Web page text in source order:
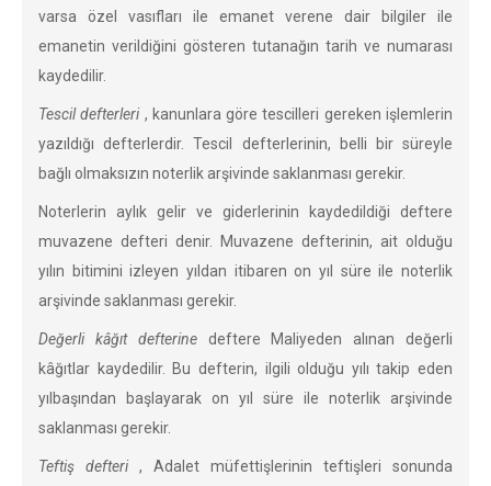
varsa özel vasıfları ile emanet verene dair bilgiler ile
emanetin verildiğini gösteren tutanağın tarih ve numarası
kaydedilir.
Tescil defterleri , kanunlara göre tescilleri gereken işlemlerin
yazıldığı defterlerdir. Tescil defterlerinin, belli bir süreyle
bağlı olmaksızın noterlik arşivinde saklanması gerekir.
Noterlerin aylık gelir ve giderlerinin kaydedildiği deftere
muvazene defteri denir. Muvazene defterinin, ait olduğu
yılın bitimini izleyen yıldan itibaren on yıl süre ile noterlik
arşivinde saklanması gerekir.
Değerli kâğıt defterine deftere Maliyeden alınan değerli
kâğıtlar kaydedilir. Bu defterin, ilgili olduğu yılı takip eden
yılbaşından başlayarak on yıl süre ile noterlik arşivinde
saklanması gerekir.
Teftiş defteri , Adalet müfettişlerinin teftişleri sonunda